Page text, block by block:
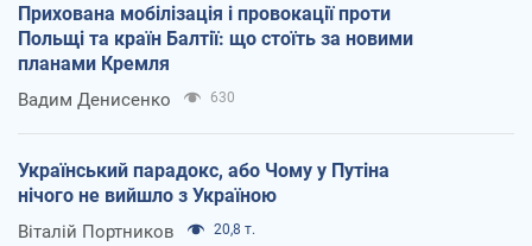
Прихована мобілізація і провокації проти
Польщі та країн Балтії: що стоїть за новими
планами Кремля
Вадим Денисенко 630
Український парадокс, або Чому у Путіна
нічого не вийшло з Україною
Віталій Портников 20,8 т.